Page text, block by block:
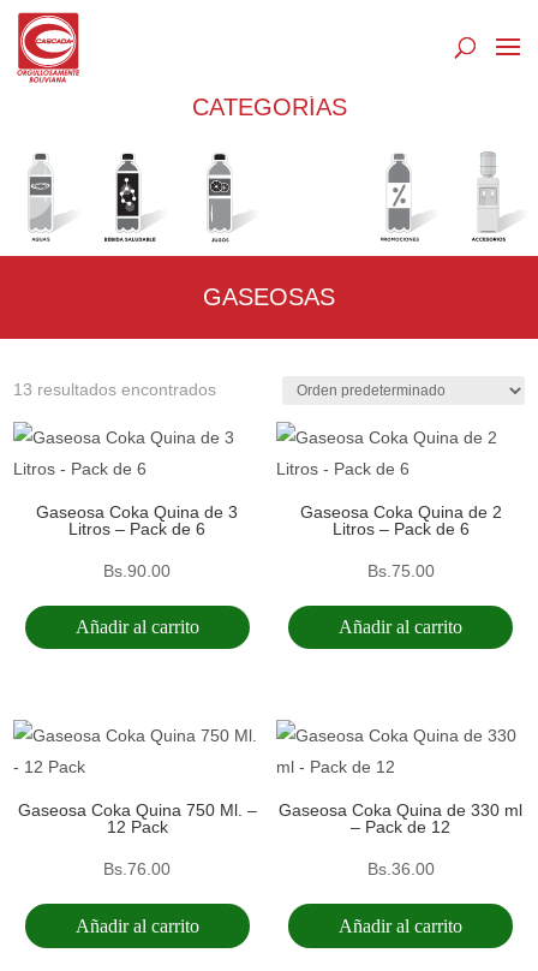
CATEGORÍAS
GASEOSAS
13 resultados encontrados
Gaseosa Coka Quina de 3
Litros – Pack de 6
Bs.90.00
Añadir al carrito
Gaseosa Coka Quina de 2
Litros – Pack de 6
Bs. 75.00
Añadir al carrito
Gaseosa Coka Quina 750 Ml. –
12 Pack
Bs.76.00
Añadir al carrito
Gaseosa Coka Quina de 330 ml
– Pack de 12
Bs. 36.00
Añadir al carrito